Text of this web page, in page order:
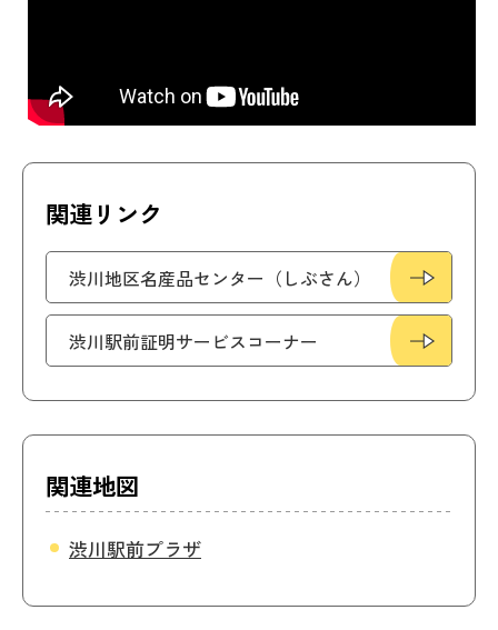
関連リンク
渋川地区名産品センター（しぶさん）
渋川駅前証明サービスコーナー
関連地図
渋川駅前プラザ